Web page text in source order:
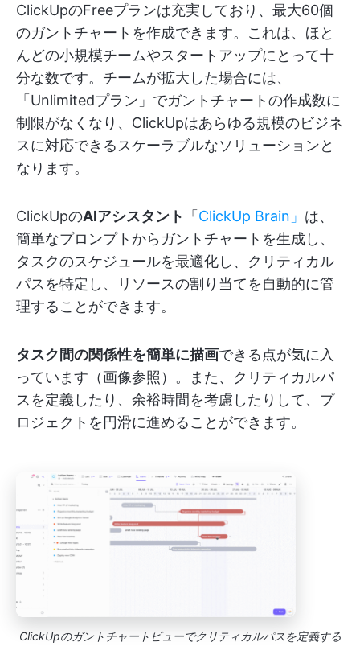
ClickUpのFreeプランは充実しており、最大60個
のガントチャートを作成できます。これは、ほと
んどの小規模チームやスタートアップにとって十
分な数です。チームが拡大した場合には、
「Unlimitedプラン」でガントチャートの作成数に
制限がなくなり、ClickUpはあらゆる規模のビジネ
スに対応できるスケーラブルなソリューションと
なります。
ClickUpのAIアシスタント 「ClickUp Brain」 は、
簡単なプロンプトからガントチャートを生成し、
タスクのスケジュールを最適化し、クリティカル
パスを特定し、リソースの割り当てを自動的に管
理することができます。
タスク間の関係性を簡単に描画できる点が気に入
っています（画像参照）。また、クリティカルパ
スを定義したり、余裕時間を考慮したりして、プ
ロジェクトを円滑に進めることができます。
ClickUpのガントチャートビューでクリティカルパスを定義する